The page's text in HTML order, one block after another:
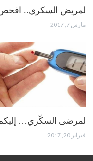
لمريض السكري.. افحص
مارس 7, 2017
لمرضى السكّري… إليكم
فبراير 20, 2017